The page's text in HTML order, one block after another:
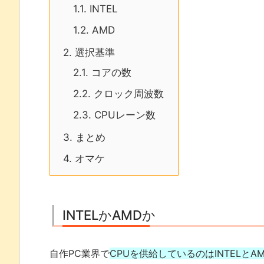
1.1. INTEL
1.2. AMD
2. 選択基準
2.1. コアの数
2.2. クロック周波数
2.3. CPUレーン数
3. まとめ
4. オマケ
INTELかAMDか
自作PC業界でCPUを供給しているのはINTELと